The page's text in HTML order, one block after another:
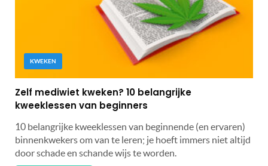
KWEKEN
Zelf mediwiet kweken? 10 belangrijke
kweeklessen van beginners
10 belangrijke kweeklessen van beginnende (en ervaren)
binnenkwekers om van te leren; je hoeft immers niet altijd
door schade en schande wijs te worden.